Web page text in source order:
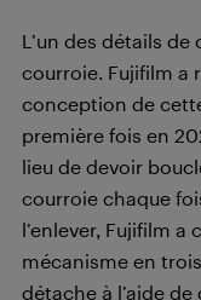
L’un des détails
courroie. Fujifilm a
conception de
première fois en
lieu de devoir
courroie chaque
l’enlever, Fujifilm a
mécanisme en
détache à l’aide